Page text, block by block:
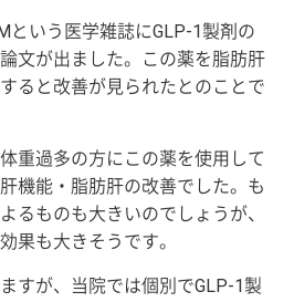
という医学雑誌にGLP-1 製剤の
文が出ました。この薬を脂肪肝
ると改善が見られたとのことで
重過多の方にこの薬を使用して
機能・脂肪肝の改善でした。も
るものも大きいのでしょうが、
果も大きそうです。
すが、当院では個別でGLP-1製